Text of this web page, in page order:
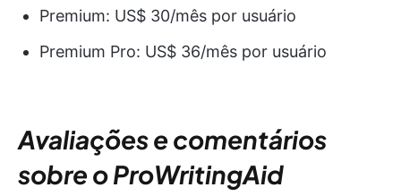
Premium: US$ 30/mês por usuário
Premium Pro: US$ 36/mês por usuário
Avaliações e comentários
sobre o ProWritingAid